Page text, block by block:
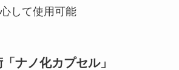
して使用可能
ナノ化カプセル」